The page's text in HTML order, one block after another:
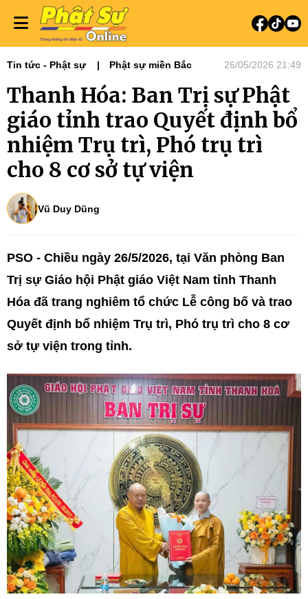
Tin tức - Phật sự Phật sự miền Bắc 26/05/2026 21:49
Thanh Hóa: Ban Trị sự Phật
giáo tỉnh trao Quyết định bổ
nhiệm Trụ trì, Phó trụ trì
cho 8 cơ sở tự viện
Vũ Duy Dũng
PSO - Chiều ngày 26/5/2026, tại Văn phòng Ban
Trị sự Giáo hội Phật giáo Việt Nam tỉnh Thanh
Hóa đã trang nghiêm tổ chức Lễ công bố và trao
Quyết định bổ nhiệm Trụ trì, Phó trụ trì cho 8 cơ
sở tự viện trong tỉnh.